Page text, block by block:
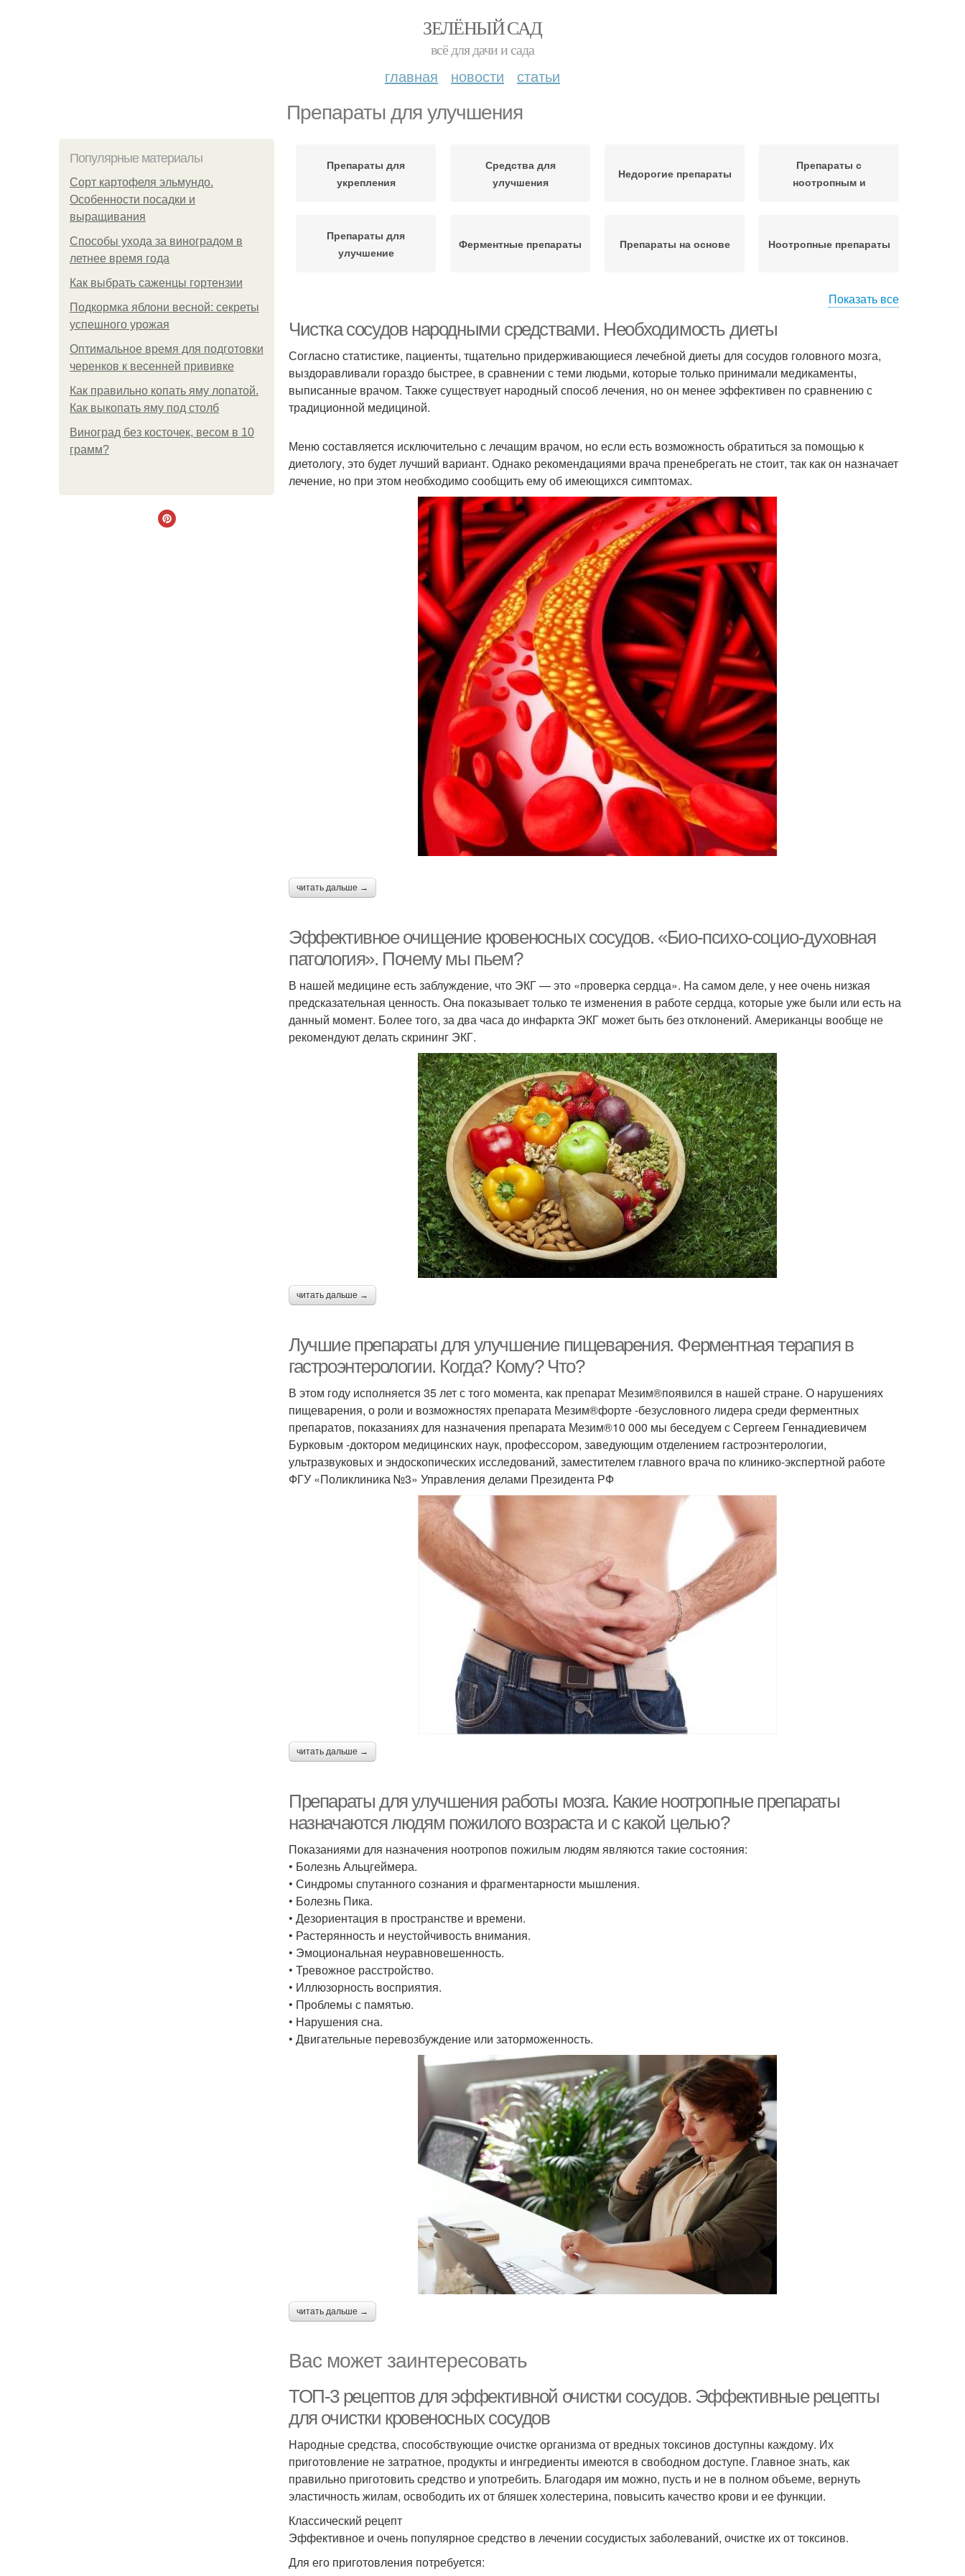
ЗЕЛЁНЫЙ САД
всё для дачи и сада
главная новости статьи
Препараты для улучшения
Популярные материалы
Сорт картофеля эльмундо.
Особенности посадки и
выращивания
Способы ухода за виноградом в
летнее время года
Как выбрать саженцы гортензии
Подкормка яблони весной: секреты
успешного урожая
Оптимальное время для подготовки
черенков к весенней прививке
Как правильно копать яму лопатой.
Как выкопать яму под столб
Виноград без косточек, весом в 10
грамм?
Препараты для
укрепления
Средства для
улучшения
Недорогие препараты
Препараты с
ноотропным и
Препараты для
улучшение
Ферментные препараты Препараты на основе Ноотропные препараты
улучшения
кровообращения
Показать все
Чистка сосудов народными средствами. Необходимость диеты
Согласно статистике, пациенты, тщательно придерживающиеся лечебной диеты для сосудов головного мозга,
выздоравливали гораздо быстрее, в сравнении с теми людьми, которые только принимали медикаменты,
выписанные врачом. Также существует народный способ лечения, но он менее эффективен по сравнению с
традиционной медициной.
Меню составляется исключительно с лечащим врачом, но если есть возможность обратиться за помощью к
диетологу, это будет лучший вариант. Однако рекомендациями врача пренебрегать не стоит, так как он назначает
лечение, но при этом необходимо сообщить ему об имеющихся симптомах.
читать дальше →
Эффективное очищение кровеносных сосудов. «Био-психо-социо-духовная
патология». Почему мы пьем?
В нашей медицине есть заблуждение, что ЭКГ — это «проверка сердца». На самом деле, у нее очень низкая
предсказательная ценность. Она показывает только те изменения в работе сердца, которые уже были или есть на
данный момент. Более того, за два часа до инфаркта ЭКГ может быть без отклонений. Американцы вообще не
рекомендуют делать скрининг ЭКГ.
читать дальше →
Лучшие препараты для улучшение пищеварения. Ферментная терапия в
гастроэнтерологии. Когда? Кому? Что?
В этом году исполняется 35 лет с того момента, как препарат Мезим®появился в нашей стране. О нарушениях
пищеварения, о роли и возможностях препарата Мезим®форте -безусловного лидера среди ферментных
препаратов, показаниях для назначения препарата Мезим®10 000 мы беседуем с Сергеем Геннадиевичем
Бурковым -доктором медицинских наук, профессором, заведующим отделением гастроэнтерологии,
ультразвуковых и эндоскопических исследований, заместителем главного врача по клинико-экспертной работе
ФГУ «Поликлиника №3» Управления делами Президента РФ
читать дальше →
Препараты для улучшения работы мозга. Какие ноотропные препараты
назначаются людям пожилого возраста и с какой целью?
Показаниями для назначения ноотропов пожилым людям являются такие состояния:
• Болезнь Альцгеймера.
• Синдромы спутанного сознания и фрагментарности мышления.
• Болезнь Пика.
• Дезориентация в пространстве и времени.
• Растерянность и неустойчивость внимания.
• Эмоциональная неуравновешенность.
• Тревожное расстройство.
• Иллюзорность восприятия.
• Проблемы с памятью.
• Нарушения сна.
• Двигательные перевозбуждение или заторможенность.
читать дальше →
Вас может заинтересовать
ТОП-3 рецептов для эффективной очистки сосудов. Эффективные рецепты
для очистки кровеносных сосудов
Народные средства, способствующие очистке организма от вредных токсинов доступны каждому. Их
приготовление не затратное, продукты и ингредиенты имеются в свободном доступе. Главное знать, как
правильно приготовить средство и употребить. Благодаря им можно, пусть и не в полном объеме, вернуть
эластичность жилам, освободить их от бляшек холестерина, повысить качество крови и ее функции.
Классический рецепт
Эффективное и очень популярное средство в лечении сосудистых заболеваний, очистке их от токсинов.
Для его приготовления потребуется: